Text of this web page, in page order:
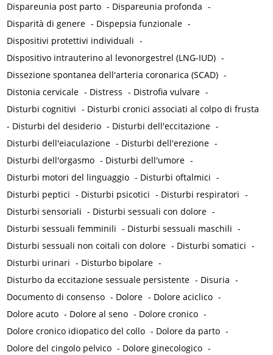
Dispareunia post parto - Dispareunia profonda -
Disparità di genere - Dispepsia funzionale -
Dispositivi protettivi individuali -
Dispositivo intrauterino al levonorgestrel (LNG-IUD) -
Dissezione spontanea dell'arteria coronarica (SCAD) -
Distonia cervicale - Distress - Distrofia vulvare -
Disturbi cognitivi - Disturbi cronici associati al colpo di frusta
- Disturbi del desiderio - Disturbi dell'eccitazione -
Disturbi dell'eiaculazione - Disturbi dell'erezione -
Disturbi dell'orgasmo - Disturbi dell'umore -
Disturbi motori del linguaggio - Disturbi oftalmici -
Disturbi peptici - Disturbi psicotici - Disturbi respiratori -
Disturbi sensoriali - Disturbi sessuali con dolore -
Disturbi sessuali femminili - Disturbi sessuali maschili -
Disturbi sessuali non coitali con dolore - Disturbi somatici -
Disturbi urinari - Disturbo bipolare -
Disturbo da eccitazione sessuale persistente - Disuria -
Documento di consenso - Dolore - Dolore aciclico -
Dolore acuto - Dolore al seno - Dolore cronico -
Dolore cronico idiopatico del collo - Dolore da parto -
Dolore del cingolo pelvico - Dolore ginecologico -